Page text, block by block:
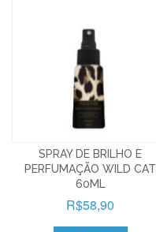
SPRAY DE BRILHO E
PERFUMAÇÃO WILD CAT
60ML
R$58,90